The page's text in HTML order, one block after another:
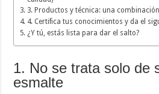
3. Productos y técnica: una
4. Certifica tus conocimientos y da el
¿Y tú, estás lista para dar el salto?
1. No se trata solo de
esmalte